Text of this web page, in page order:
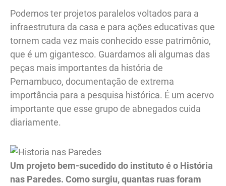
Podemos ter projetos paralelos voltados para a
infraestrutura da casa e para ações educativas que
tornem cada vez mais conhecido esse patrimônio,
que é um gigantesco. Guardamos ali algumas das
peças mais importantes da história de
Pernambuco, documentação de extrema
importância para a pesquisa histórica. É um acervo
importante que esse grupo de abnegados cuida
diariamente.
Um projeto bem-sucedido do instituto é o História
nas Paredes. Como surgiu, quantas ruas foram